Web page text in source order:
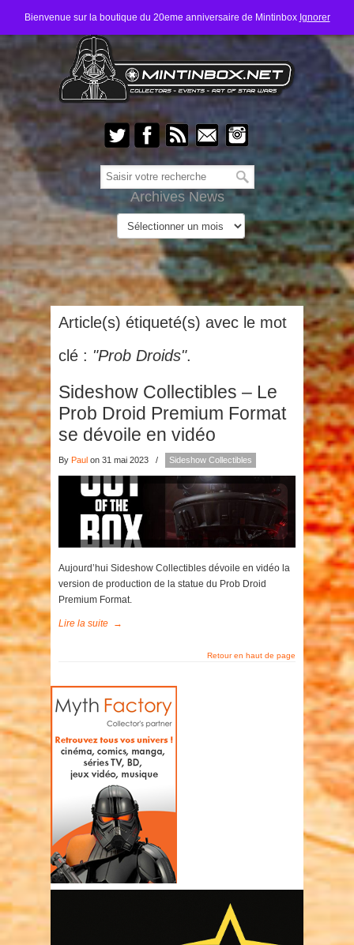
Bienvenue sur la boutique du 20eme anniversaire de Mintinbox Ignorer
Archives News
Article(s) étiqueté(s) avec le mot
clé : "Prob Droids".
Sideshow Collectibles – Le
Prob Droid Premium Format
se dévoile en vidéo
By Paul on 31 mai 2023 / Sideshow Collectibles
Aujourd’hui Sideshow Collectibles dévoile en vidéo la
version de production de la statue du Prob Droid
Premium Format.
Lire la suite →
Retour en haut de page